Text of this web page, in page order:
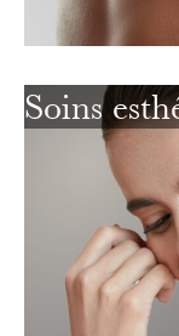
Soins